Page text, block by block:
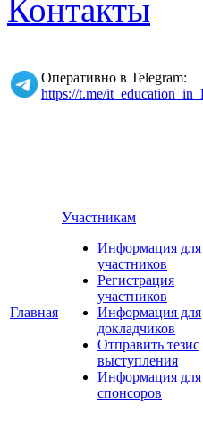
Контакты
Оперативно в Telegram:
https://t.me/
Главная
Участникам
Информация для
участников
Регистрация
участников
Информация для
докладчиков
Отправить тезис
выступления
Информация для
спонсоров